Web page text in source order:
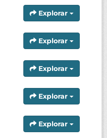
Explorar
Explorar
Explorar
Explorar
Explorar